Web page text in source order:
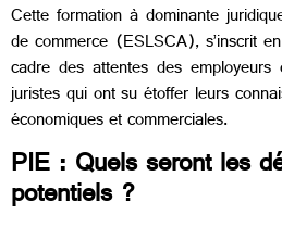
Cette formation à dominante
de commerce (ESLSCA), s’inscrit
cadre des attentes des
juristes qui ont su étoffer leurs
économiques et commerciales.
PIE : Quels seront les
potentiels ?